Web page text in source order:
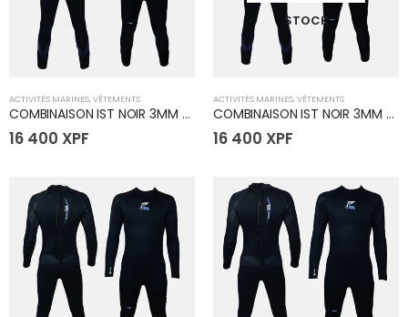
ACTIVITÉS MARINES, VÊTEMENTS
COMBINAISON IST NOIR 3MM - Taille Large
16 400 XPF
STOCK
ACTIVITÉS MARINES, VÊTEMENTS
COMBINAISON IST NOIR 3MM - Taille Médium
16 400 XPF